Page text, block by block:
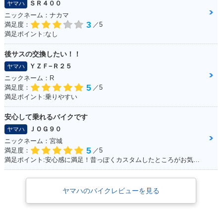
ヤマハ
ＳＲ４００
ニックネーム：ナカマ
満足度：
3 ／5
満足ポイント:なし
後サスの交換したい！！
ヤマハ
ＹＺＦ−Ｒ２５
ニックネーム：R
満足度：
5 ／5
満足ポイント:乗りやすい
安心して乗れるバイクです
ヤマハ
ＪＯＧ９０
ニックネーム：宮城
満足度：
5 ／5
満足ポイント:安心感に満足！昔っぽくカスタムしたところがお気に入り！ ※今回のイベントでの撮影は、積載車等で移動をしており、 公道の走行はしておりません。
ヤマハのバイクレビューを見る